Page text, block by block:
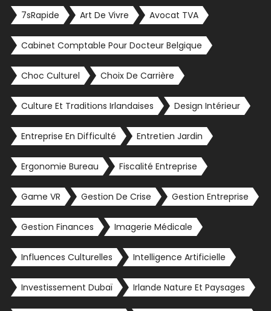
7sRapide Art De Vivre Avocat TVA
Cabinet Comptable Pour Docteur Belgique
Choc Culturel Choix De Carrière
Culture Et Traditions Irlandaises Design Intérieur
Entreprise En Difficulté Entretien Jardin
Ergonomie Bureau Fiscalité Entreprise
Game VR Gestion De Crise Gestion Entreprise
Gestion Finances Imagerie Médicale
Influences Culturelles Intelligence Artificielle
Investissement Dubaï Irlande Nature Et Paysages